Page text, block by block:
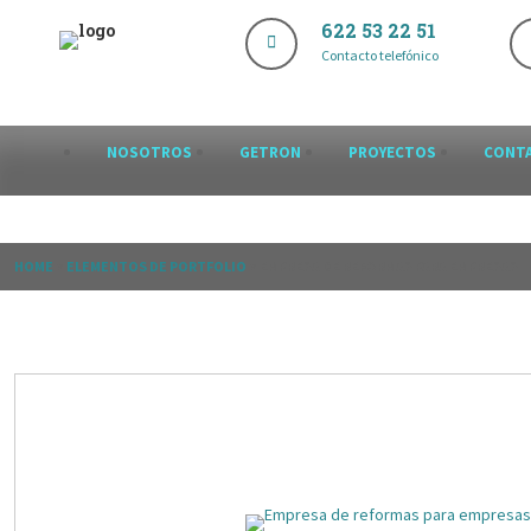
622 53 22 51
Contacto telefónico
NOSOTROS GETRON PROYECTOS
HOME ELEMENTOS DE PORTFOLIO